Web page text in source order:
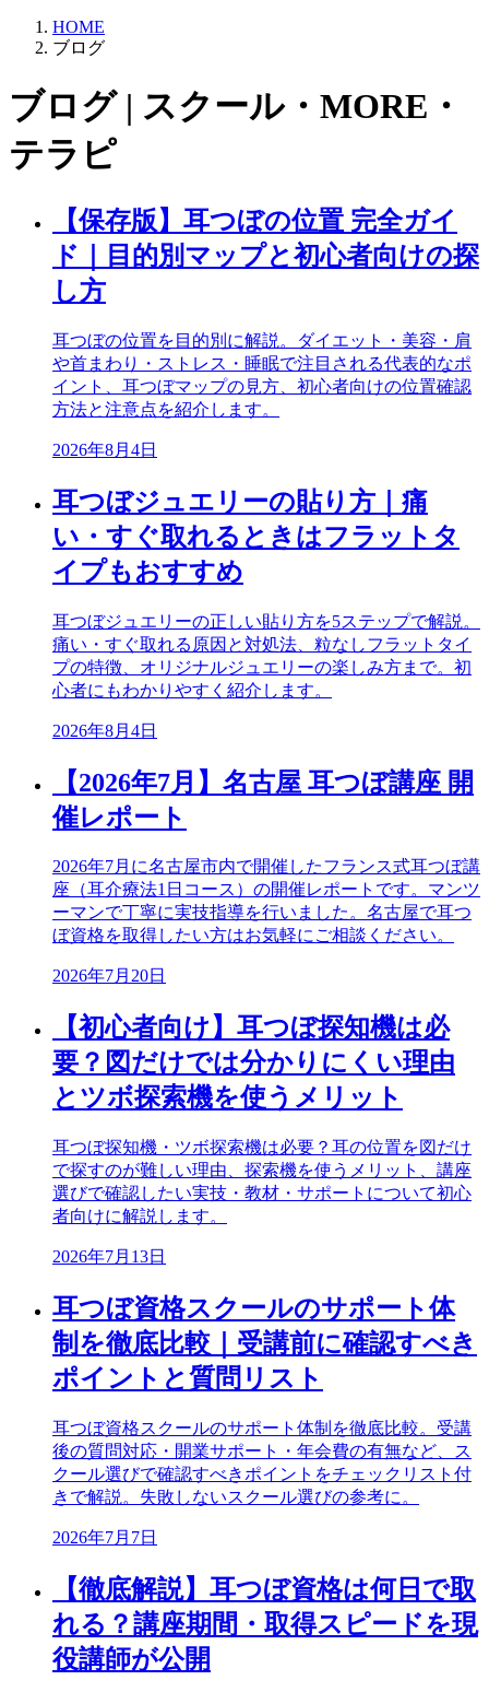
HOME
ブログ
ブログ | スクール・MORE・
テラピ
【保存版】耳つぼの位置 完全ガイ
ド｜目的別マップと初心者向けの探
し方
耳つぼの位置を目的別に解説。ダイエット・美容・肩
や首まわり・ストレス・睡眠で注目される代表的なポ
イント、耳つぼマップの見方、初心者向けの位置確認
方法と注意点を紹介します。
2026年8月4日
耳つぼジュエリーの貼り方｜痛
い・すぐ取れるときはフラットタ
イプもおすすめ
耳つぼジュエリーの正しい貼り方を5ステップで解説。
痛い・すぐ取れる原因と対処法、粒なしフラットタイ
プの特徴、オリジナルジュエリーの楽しみ方まで。初
心者にもわかりやすく紹介します。
2026年8月4日
【2026年7月】名古屋 耳つぼ講座 開
催レポート
2026年7月に名古屋市内で開催したフランス式耳つぼ講
座（耳介療法1日コース）の開催レポートです。マンツ
ーマンで丁寧に実技指導を行いました。名古屋で耳つ
ぼ資格を取得したい方はお気軽にご相談ください。
2026年7月20日
【初心者向け】耳つぼ探知機は必
要？図だけでは分かりにくい理由
とツボ探索機を使うメリット
耳つぼ探知機・ツボ探索機は必要？耳の位置を図だけ
で探すのが難しい理由、探索機を使うメリット、講座
選びで確認したい実技・教材・サポートについて初心
者向けに解説します。
2026年7月13日
耳つぼ資格スクールのサポート体
制を徹底比較｜受講前に確認すべき
ポイントと質問リスト
耳つぼ資格スクールのサポート体制を徹底比較。受講
後の質問対応・開業サポート・年会費の有無など、ス
クール選びで確認すべきポイントをチェックリスト付
きで解説。失敗しないスクール選びの参考に。
2026年7月7日
【徹底解説】耳つぼ資格は何日で取
れる？講座期間・取得スピードを現
役講師が公開